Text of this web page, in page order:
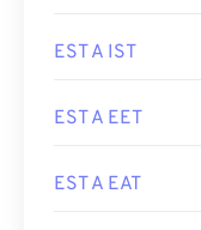
EST A IST
EST A EET
EST A EAT